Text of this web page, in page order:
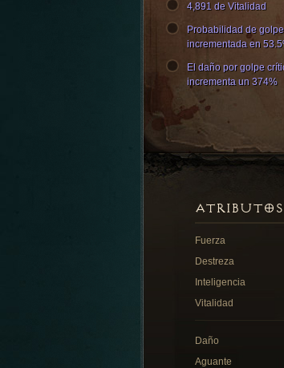
4,891 de Vitalidad
Probabilidad de
incrementada en
El daño por golpe
incrementa un 374%
ATRIBUTOS
Fuerza
Destreza
Inteligencia
Vitalidad
Daño
Aguante